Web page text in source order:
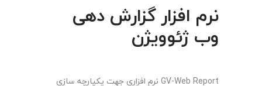
نرم افزار گزارش دهی
وب ژئوویژن
GV-Web Report نرم افزاری جهت یکپارچه سازی